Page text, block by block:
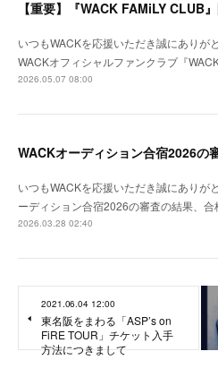
【重要】『WACK FAMiLY CLUB
いつもWACKを応援いただき誠にありが
WACKオフィシャルファンクラブ『
2026.05.07 08:00
WACKオーディション合宿2026の
いつもWACKを応援いただき誠にありが
ーディション合宿2026の審査の結果、
2026.03.28 02:40
2021.06.04 12:00
東名阪をまわる「ASP’s on
FiRE TOUR」チケット入手
方法につきまして